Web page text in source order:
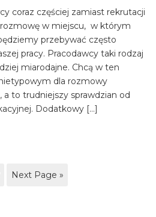
coraz częściej zamiast rekrutacji
w miejscu, w którym
przebywać często
pracy. Pracodawcy taki rodzaj
miarodajne. Chcą w ten
dla rozmowy
to trudniejszy sprawdzian od
Dodatkowy […]
Next Page »